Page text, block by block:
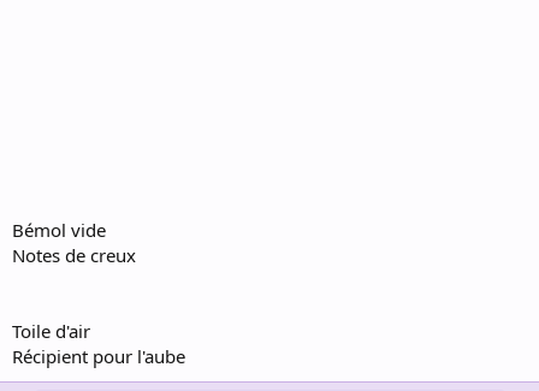
Bémol vide
Notes de creux
Toile d'air
Récipient pour l'aube